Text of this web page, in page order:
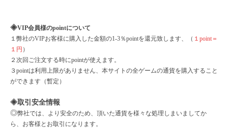
◈VIP会員様のpointについて
１弊社のVIPお客様に購入した金額の1-3％pointを還元致します、（ １ point＝
１円 ）
２次回ご注文する時にpointが使えます。
３ pointは利用上限がありません、本サイトの全ゲームの通貨を購入すること
ができます（暫定）
◈取引安全情報
◎弊社では、より安全のため、頂いた通貨を様々な処理しまいましてか
ら、お客様とお取引になります。